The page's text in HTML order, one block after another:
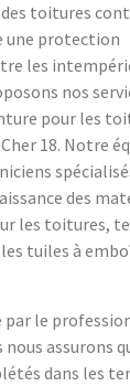
toitures
une protection
les
nos
pour les
18. Notre
des
les toitures,
tuiles à
par le
assurons
dans les